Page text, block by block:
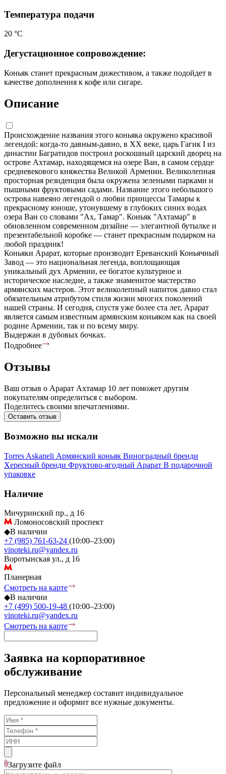
Температура подачи
20 °С
Дегустационное сопровождение:
Коньяк станет прекрасным дижестивом, а также подойдет в
качестве дополнения к кофе или сигаре.
Описание
Происхождение названия этого коньяка окружено красивой
легендой: когда-то давным-давно, в XX веке, царь Гагик I из
династии Багратидов построил роскошный царский дворец на
острове Ахтамар, находящемся на озере Ван, в самом сердце
средневекового княжества Великой Армении. Великолепная
просторная резиденция была окружена зелеными парками и
пышными фруктовыми садами. Название этого небольшого
острова навеяно легендой о любви принцессы Тамары к
прекрасному юноше, утонувшему в глубоких синих водах
озера Ван со словами "Ах, Тамар". Коньяк "Ахтамар" в
обновленном современном дизайне — элегантной бутылке и
презентабельной коробке — станет прекрасным подарком на
любой праздник!
Коньяки Арарат, которые производит Ереванский Коньячный
Завод — это национальная легенда, воплощающая
уникальный дух Армении, ее богатое культурное и
историческое наследие, а также знаменитое мастерство
армянских мастеров. Этот великолепный напиток давно стал
обязательным атрибутом стиля жизни многих поколений
нашей страны. И сегодня, спустя уже более ста лет, Арарат
является самым известным армянским коньяком как на своей
родине Армении, так и по всему миру.
Выдержан в дубовых бочках.
Подробнее
Отзывы
Ваш отзыв о Арарат Ахтамар 10 лет поможет другим
покупателям определиться с выбором.
Поделитесь своими впечатлениями.
Оставить отзыв
Возможно вы искали
Torres Askaneli Армянский коньяк Виноградный бренди
Хересный бренди Фруктово-ягодный Арарат В подарочной
упаковке
Наличие
Мичуринский пр., д 16
Ломоносовский проспект
◆В наличии
+7 (985) 761-63-24 (10:00–23:00)
vinoteki.ru@yandex.ru
Воротынская ул., д 16
Планерная
Смотреть на карте
◆В наличии
+7 (499) 500-19-48 (10:00–23:00)
vinoteki.ru@yandex.ru
Смотреть на карте
Заявка на корпоративное
обслуживание
Персональный менеджер составит индивидуальное
предложение и оформит все нужные документы.
Загрузите файл